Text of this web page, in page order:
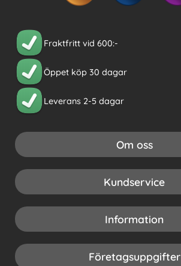
Fraktfritt vid 600:-
Öppet köp 30 dagar
Leverans 2-5 dagar
Om oss
Kundservice
Information
Företagsuppgifter